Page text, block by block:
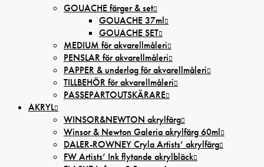
GOUACHE färger & set
GOUACHE 37ml
GOUACHE SET
MEDIUM för akvarellmåleri
PENSLAR för akvarellmåleri
PAPPER & underlag för akvarellmåleri
TILLBEHÖR för akvarellmåleri
PASSEPARTOUTSKÄRARE
AKRYL
WINSOR&NEWTON akrylfärg
Winsor & Newton Galeria akrylfärg 60ml
DALER-ROWNEY Cryla Artists’ akrylfärg
FW Artists’ Ink flytande akrylbläck